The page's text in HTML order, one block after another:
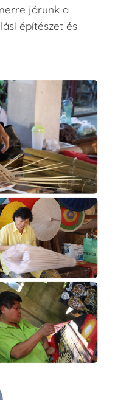
járunk a
építészet és